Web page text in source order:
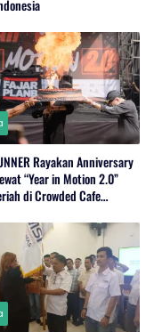
Rayakan Anniversary
“Year in Motion 2.0”
di Crowded Cafe